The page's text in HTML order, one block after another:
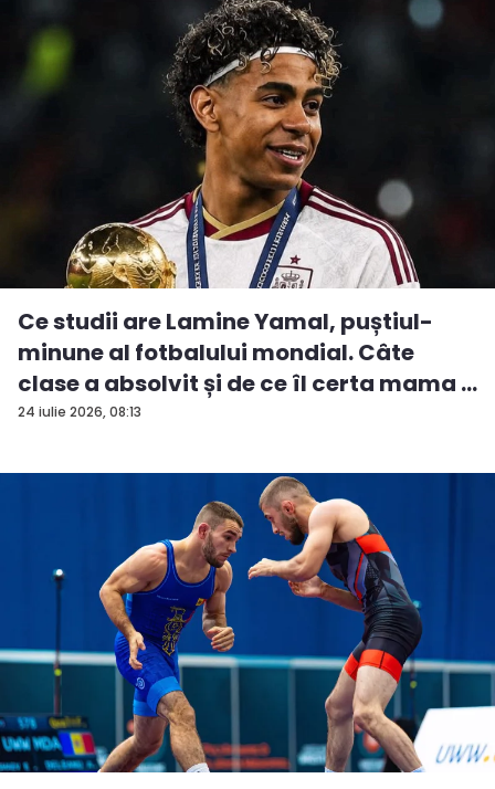
24 iulie 2026, 08:13
Ce studii are Lamine Yamal, puștiul-
minune al fotbalului mondial. Câte
clase a absolvit și de ce îl certa mama ...